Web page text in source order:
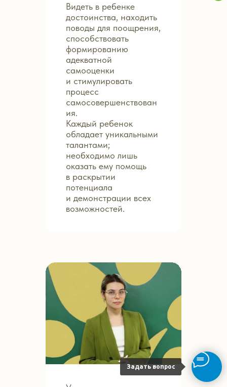
Задать вопрос
Видеть в ребенке
достоинства, находить
поводы для поощрения,
способствовать
формированию
адекватной
самооценки
и стимулировать
процесс
самосовершенствован
ия.
Каждый ребенок
обладает уникальными
талантами;
необходимо лишь
оказать ему помощь
в раскрытии
потенциала
и демонстрации всех
возможностей.